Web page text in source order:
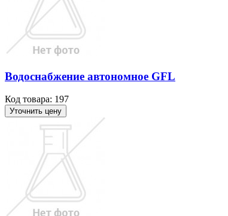
Водоснабжение автономное GFL
Код товара: 197
Уточнить цену